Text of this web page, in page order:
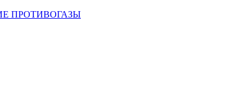
ПРОТИВОГАЗЫ